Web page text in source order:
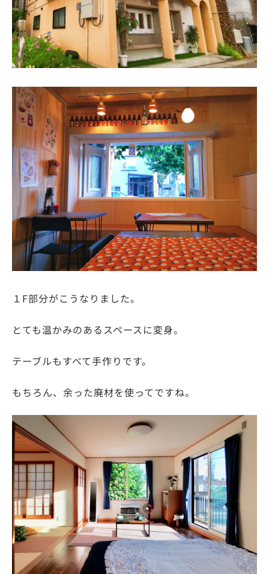
１F部分がこうなりました。
とても温かみのあるスペースに変身。
テーブルもすべて手作りです。
もちろん、余った廃材を使ってですね。